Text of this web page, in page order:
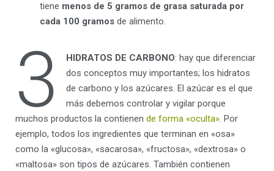
tiene menos de 5 gramos de grasa saturada por
cada 100 gramos de alimento.
3 HIDRATOS DE CARBONO: hay que diferenciar
dos conceptos muy importantes; los hidratos
de carbono y los azúcares. El azúcar es el que
más debemos controlar y vigilar porque
muchos productos la contienen de forma «oculta». Por
ejemplo, todos los ingredientes que terminan en «osa»
como la «glucosa», «sacarosa», «fructosa», «dextrosa» o
«maltosa» son tipos de azúcares. También contienen